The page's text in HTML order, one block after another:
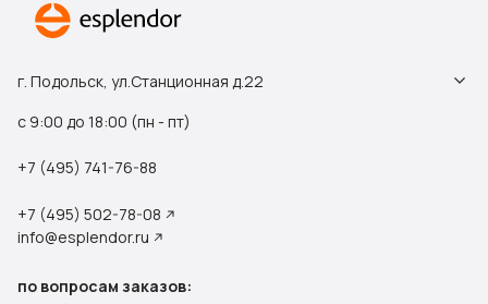
г. Подольск, ул.Станционная д.22
с 9:00 до 18:00 (пн - пт)
+7 (495) 741-76-88
+7 (495) 502-78-08
info@esplendor.ru
по вопросам заказов: